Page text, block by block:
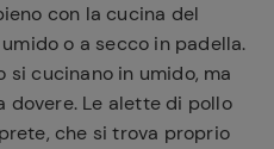
con la cucina del
o a secco in padella.
si cucinano in umido, ma
dovere. Le alette di pollo
che si trova proprio